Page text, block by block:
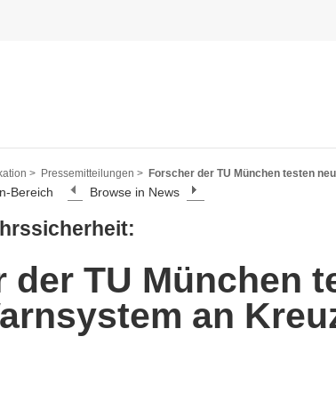
> Pressemitteilungen > Forscher der TU München testen
Bereich Browse in News
der TU München
an